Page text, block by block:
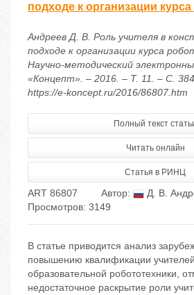
подходе к организации
Андреев Д. В. Роль учителя в
подходе к организации курса
Научно-методический
«Концепт». – 2016. – Т. 11. – С.
https://e-koncept.ru/2016/86807.htm
Полный текст
Читать онлайн
Статья в РИНЦ
ART 86807 Автор:
Д. В.
Просмотров: 3149
В статье приводится анализ
повышению квалификации
образовательной робототехники,
недостаточное раскрытие роли